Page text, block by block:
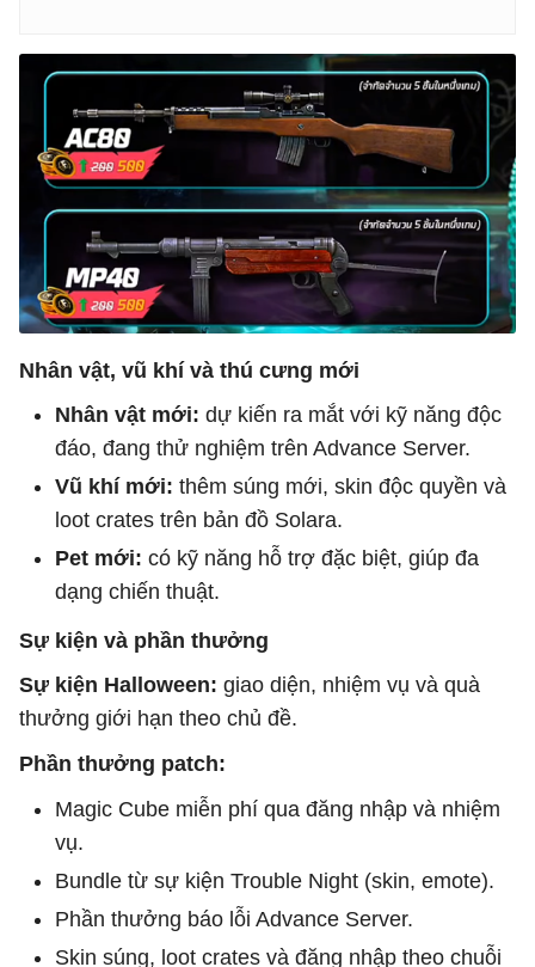
Nhân vật, vũ khí và thú cưng mới
Nhân vật mới: dự kiến ra mắt với kỹ năng độc
đáo, đang thử nghiệm trên Advance Server.
Vũ khí mới: thêm súng mới, skin độc quyền và
loot crates trên bản đồ Solara.
Pet mới: có kỹ năng hỗ trợ đặc biệt, giúp đa
dạng chiến thuật.
Sự kiện và phần thưởng
Sự kiện Halloween: giao diện, nhiệm vụ và quà
thưởng giới hạn theo chủ đề.
Phần thưởng patch:
Magic Cube miễn phí qua đăng nhập và nhiệm
vụ.
Bundle từ sự kiện Trouble Night (skin, emote).
Phần thưởng báo lỗi Advance Server.
Skin súng, loot crates và đăng nhập theo chuỗi